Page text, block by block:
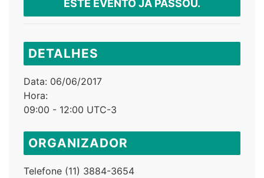
ESTE EVENTO JÁ PASSOU.
DETALHES
Data: 06/06/2017
Hora:
09:00 - 12:00 UTC-3
ORGANIZADOR
Telefone (11) 3884-3654